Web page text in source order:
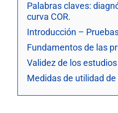
Palabras claves:
curva COR.
Introducción –
Fundamentos de las
Validez de los
Medidas de utilidad